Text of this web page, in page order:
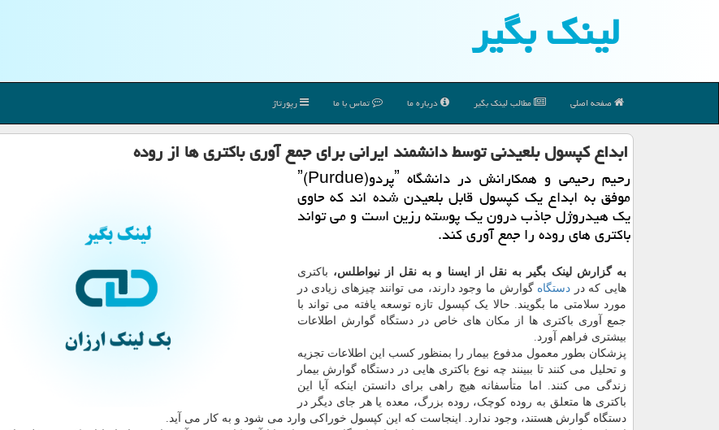
لینك بگیر
صفحه اصلی مطالب لینك بگیر درباره ما تماس با ما رپورتاژ
ابداع كپسول بلعیدنی توسط دانشمند ایرانی برای جمع آوری باكتری ها از روده
رحیم رحیمی و همكارانش در دانشگاه ˮپردوˮ(Purdue)
موفق به ابداع یك كپسول قابل بلعیدن شده اند كه حاوی
یك هیدروژل جاذب درون یك پوسته رزین است و می تواند
باكتری های روده را جمع آوری كند.
به گزارش لینک بگیر به نقل از ایسنا و به نقل از نیواطلس، باکتری
هایی که در دستگاه گوارش ما وجود دارند، می توانند چیزهای زیادی در
مورد سلامتی ما بگویند. حالا یک کپسول تازه توسعه یافته می تواند با
جمع آوری باکتری ها از مکان های خاص در دستگاه گوارش اطلاعات
بیشتری فراهم آورد.
پزشکان بطور معمول مدفوع بیمار را بمنظور کسب این اطلاعات تجزیه
و تحلیل می کنند تا ببینند چه نوع باکتری هایی در دستگاه گوارش بیمار
زندگی می کنند. اما متأسفانه هیچ راهی برای دانستن اینکه آیا این
باکتری ها متعلق به روده کوچک، روده بزرگ، معده یا هر جای دیگر در
دستگاه گوارش هستند، وجود ندارد. اینجاست که این کپسول خوراکی وارد می شود و به کار می آید.